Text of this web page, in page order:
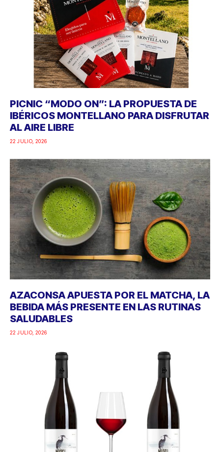
PICNIC “MODO ON”: LA PROPUESTA DE
IBÉRICOS MONTELLANO PARA DISFRUTAR
AL AIRE LIBRE
22 JULIO, 2026
AZACONSA APUESTA POR EL MATCHA, LA
BEBIDA MÁS PRESENTE EN LAS RUTINAS
SALUDABLES
22 JULIO, 2026